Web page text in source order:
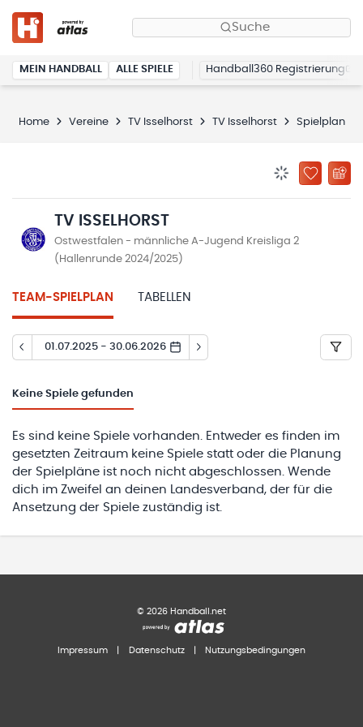
Suche
MEIN HANDBALL ALLE SPIELE Handball360 Registrierung
Home Vereine TV Isselhorst TV Isselhorst Spielplan
ZU
TV ISSELHORST
Ostwestfalen - männliche A-Jugend Kreisliga 2
(Hallenrunde 2024/2025)
TEAM-SPIELPLAN TABELLEN
01.07.2025 - 30.06.2026
Keine Spiele gefunden
Es sind keine Spiele vorhanden. Entweder es finden im
gesetzten Zeitraum keine Spiele statt oder die Planung
der Spielpläne ist noch nicht abgeschlossen. Wende
dich im Zweifel an deinen Landesverband, der für die
Ansetzung der Spiele zuständig ist.
© 2026 Handball.net
Impressum Datenschutz Nutzungsbedingungen